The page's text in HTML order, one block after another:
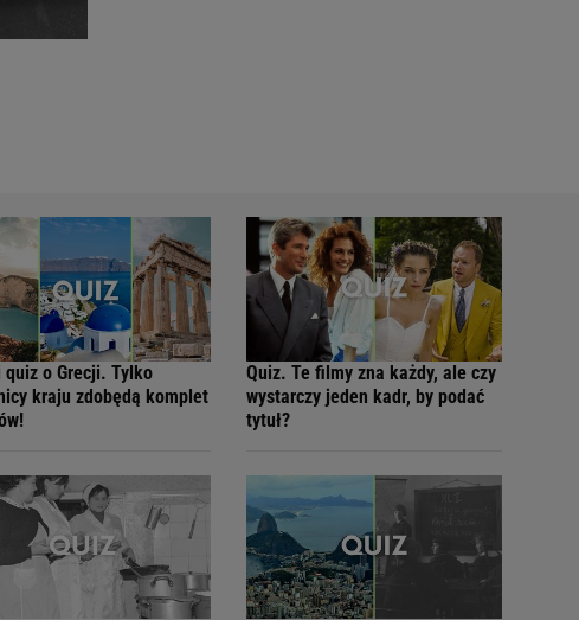
quiz o Grecji. Tylko
kraju zdobędą komplet
Quiz. Te filmy zna każdy, ale czy
wystarczy jeden kadr, by podać
tytuł?